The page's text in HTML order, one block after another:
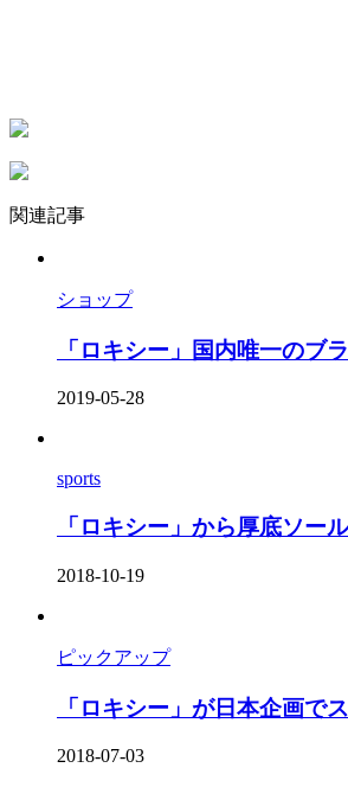
関連記事
ショップ
「ロキシー」国内唯一のブ
2019-05-28
sports
「ロキシー」から厚底ソー
2018-10-19
ピックアップ
「ロキシー」が日本企画で
2018-07-03